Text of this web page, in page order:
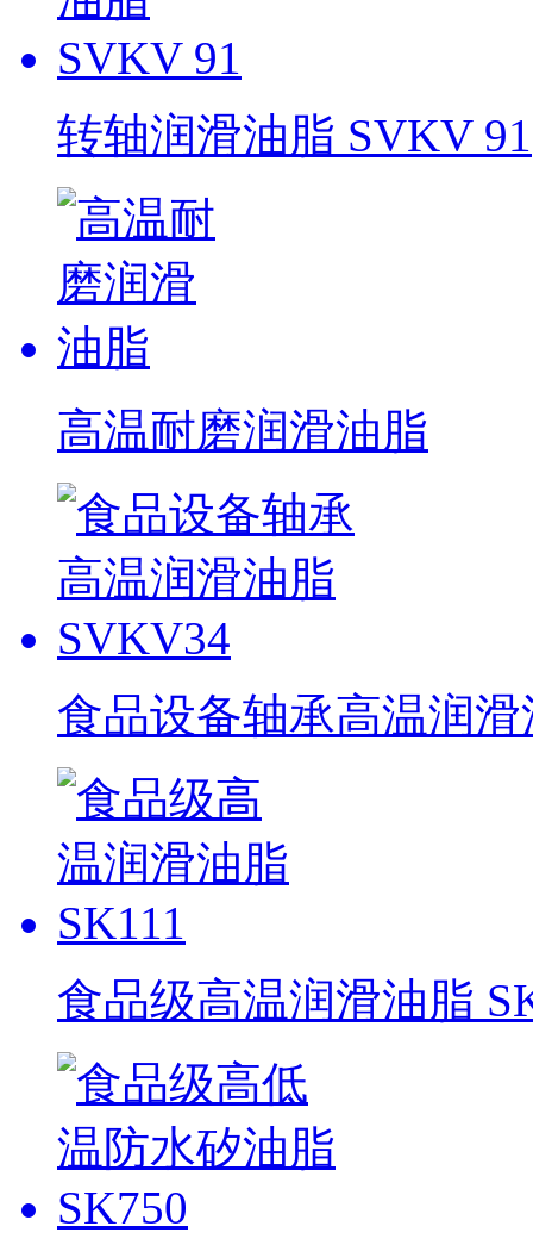
转轴润滑油脂 SVKV 91
高温耐磨润滑油脂
食品设备轴承高温润
食品级高温润滑油脂